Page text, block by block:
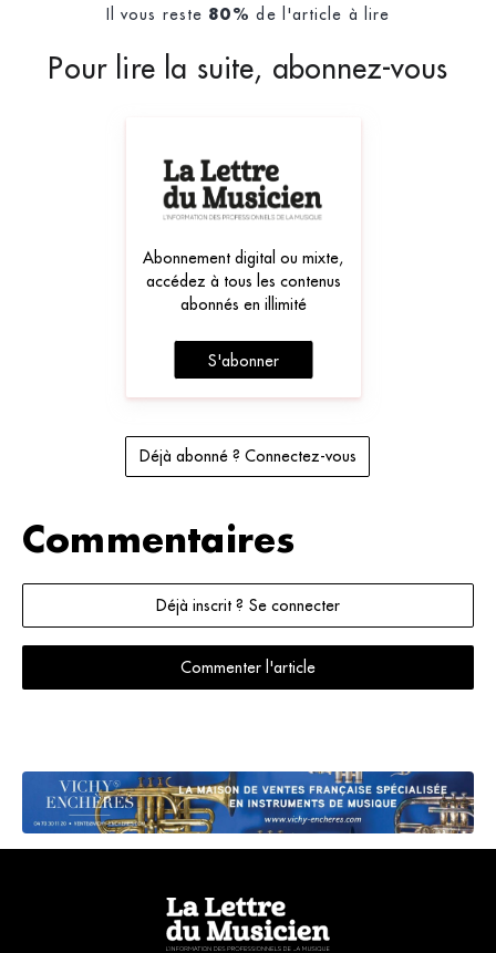
Il vous reste 80% de l'article à lire
Pour lire la suite, abonnez-vous
Abonnement digital ou mixte,
accédez à tous les contenus
abonnés en illimité
S'abonner
Déjà abonné ? Connectez-vous
Commentaires
Déjà inscrit ? Se connecter
Commenter l'article